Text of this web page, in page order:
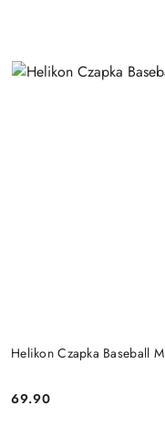
Helikon Czapka Baseball
Cena:
69.90